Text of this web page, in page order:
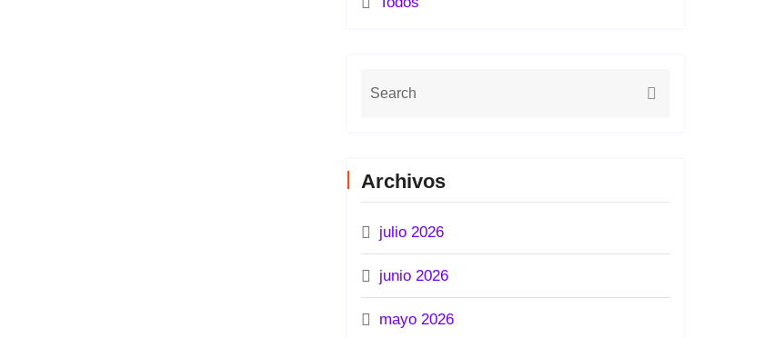
Archivos
julio 2026
junio 2026
mayo 2026